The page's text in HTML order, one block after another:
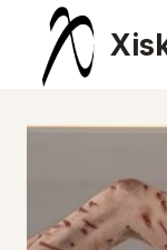
Saltar
contenido